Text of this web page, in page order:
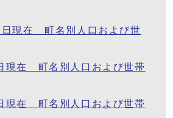
現在 町名別人口および世
現在 町名別人口および世帯
現在 町名別人口および世帯